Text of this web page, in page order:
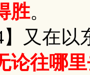
胜。
又在以
论往哪